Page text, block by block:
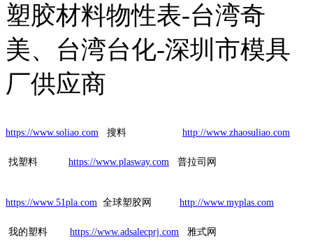
塑胶材料物性表-台湾奇
美、台湾台化-深圳市模具
厂供应商
https://www.soliao.com 搜料 http://www.zhaosuliao.com
找塑料 https://www.plasway.com 普拉司网
https://www.51pla.com 全球塑胶网 http://www.myplas.com
我的塑料 https://www.adsalecprj.com 雅式网